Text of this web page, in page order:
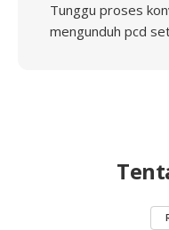
Tunggu proses
mengunduh pcd